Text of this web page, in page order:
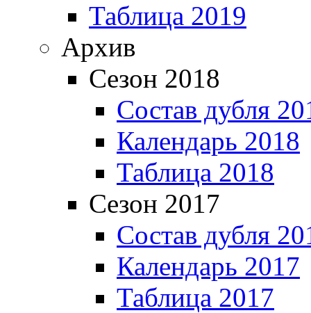
Таблица 2019
Архив
Сезон 2018
Состав дубля
Календарь 2018
Таблица 2018
Сезон 2017
Состав дубля
Календарь 2017
Таблица 2017